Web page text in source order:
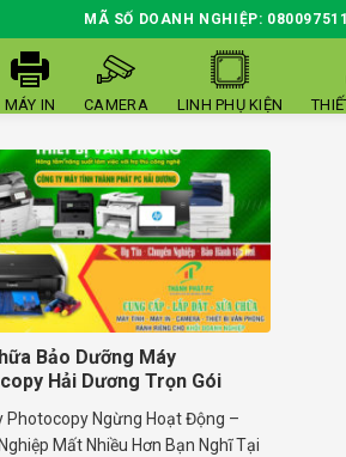
MÃ SỐ DOANH NGHIỆP:
MÁY IN CAMERA LINH PHỤ KIỆN
Bảo Dưỡng Máy
Hải Dương Trọn Gói
Photocopy Ngừng Hoạt Động –
Mất Nhiều Hơn Bạn Nghĩ Tại